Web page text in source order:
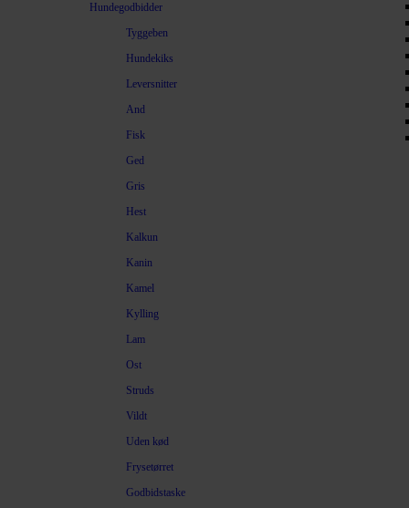
Hundegodbidder
Tyggeben
Hundekiks
Leversnitter
And
Fisk
Ged
Gris
Hest
Kalkun
Kanin
Kamel
Kylling
Lam
Ost
Struds
Vildt
Uden kød
Frysetørret
Godbidstaske